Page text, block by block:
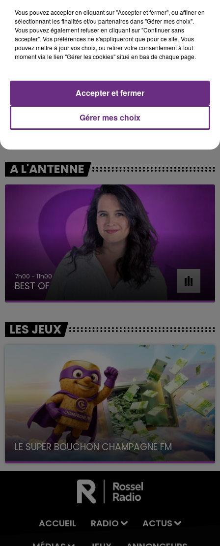
8h40
8h40
MYLES SMITH & NIALL HORAN
8h37
8h37
ALEX WARREN
A L'ANTENNE
7h00 - 11h00
BEST OF
LES JEUX
LE SUPER BOUCHON CHAMPAGNE FM
avec La Famille Champagne FM, à 8H10
ACCUEIL RADIO
ACTUS
Vous pouvez accepter en cliquant sur "Accepter et fermer", ou affiner en
sélectionnant les finalités et/ou partenaires dans "Gérer mes choix".
Vous pouvez également refuser en cliquant sur "Continuer sans
accepter". Vos préférences ne s'appliqueront que pour ce site. Vous
pouvez mettre à jour vos choix, ou retirer votre consentement à tout
moment via le lien "Gérer les cookies" situé en bas de chaque page.
Gérer mes choix
Accepter et fermer